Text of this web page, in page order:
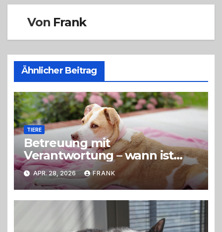
Von Frank
Ähnlicher Beitrag
TIERE
Betreuung mit
Verantwortung – wann ist
eine Hundepension die
richtige Wahl?
APR. 28, 2026 FRANK